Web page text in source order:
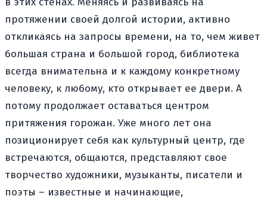
протяжении своей долгой истории, активно
откликаясь на запросы времени, на то, чем живет
большая страна и большой город, библиотека
всегда внимательна и к каждому конкретному
человеку, к любому, кто открывает ее двери. А
потому продолжает оставаться центром
притяжения горожан. Уже много лет она
позиционирует себя как культурный центр, где
встречаются, общаются, представляют свое
творчество художники, музыканты, писатели и
поэты – известные и начинающие,